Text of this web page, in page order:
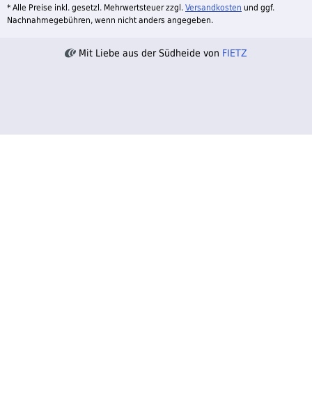
* Alle Preise inkl. gesetzl. Mehrwertsteuer zzgl. Versandkosten und ggf.
Nachnahmegebühren, wenn nicht anders angegeben.
Mit Liebe aus der Südheide von FIETZ